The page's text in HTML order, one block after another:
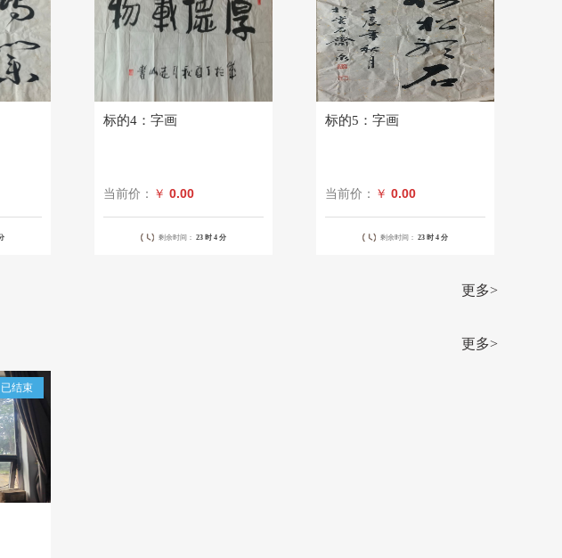
标的4：字画
当前价： ￥ 0.00
剩余时间： 23 时 4 分
标的5：字画
当前价： ￥ 0.00
剩余时间： 23 时 4 分
更多>
更多>
已结束